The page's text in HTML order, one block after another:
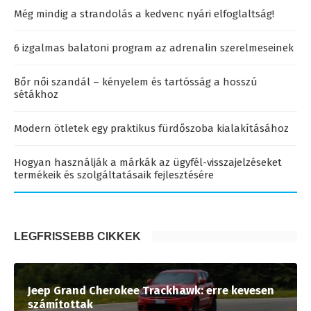
Még mindig a strandolás a kedvenc nyári elfoglaltság!
6 izgalmas balatoni program az adrenalin szerelmeseinek
Bőr női szandál – kényelem és tartósság a hosszú
sétákhoz
Modern ötletek egy praktikus fürdőszoba kialakításához
Hogyan használják a márkák az ügyfél-visszajelzéseket
termékeik és szolgáltatásaik fejlesztésére
LEGFRISSEBB CIKKEK
Jeep Grand Cherokee Trackhawk: erre kevesen
számítottak